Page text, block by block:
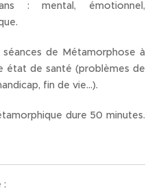
: mental, émotionnel,
de Métamorphose à
de santé (problèmes de
fin de vie…).
dure 50 minutes.
: